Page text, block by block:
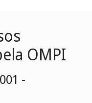
OMPI
-